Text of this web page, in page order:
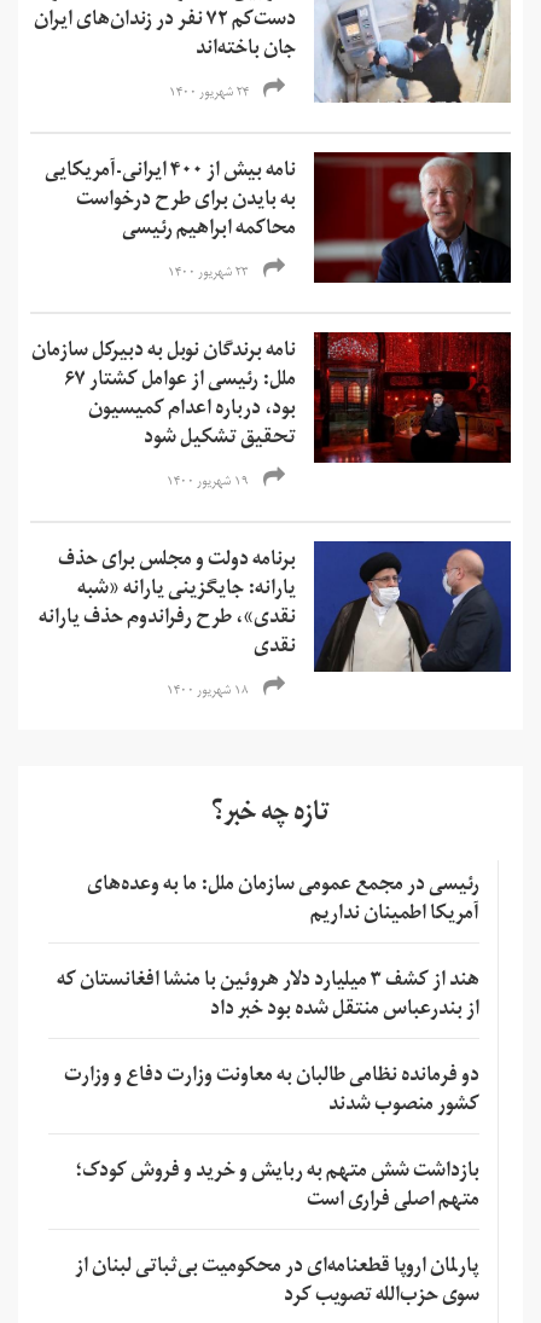
دست‌کم ۷۲ نفر در زندان‌های ایران
جان باخته‌اند
۲۴ شهریور ۱۴۰۰
نامه بیش از ۴۰۰ ایرانی-‌آمریکایی
به بایدن برای طرح درخواست
محاکمه ابراهیم رئيسی
۲۳ شهریور ۱۴۰۰
نامه برندگان نوبل به دبیرکل سازمان
ملل: رئیسی از عوامل کشتار ۶۷
بود، درباره اعدام کمیسیون
تحقیق تشکیل شود
۱۹ شهریور ۱۴۰۰
برنامه‌ دولت و مجلس برای حذف
یارانه: جایگزینی یارانه «شبه
نقدی»، طرح رفراندوم حذف یارانه‌
نقدی
۱۸ شهریور ۱۴۰۰
تازه چه خبر؟
رئیسی در مجمع عمومی سازمان ملل: ما به وعده‌های
آمریکا اطمینان نداریم
هند از کشف ۳ میلیارد دلار هروئین با منشا افغانستان که
از بندرعباس منتقل شده بود خبر داد
دو فرمانده نظامی طالبان به معاونت وزارت دفاع و وزارت
کشور منصوب شدند
بازداشت شش متهم به ربایش و خرید و فروش کودک؛
متهم اصلی فراری است
پارلمان اروپا قطعنامه‌ای در محکومیت بی‌ثباتی لبنان از
سوی حزب‌الله تصویب کرد